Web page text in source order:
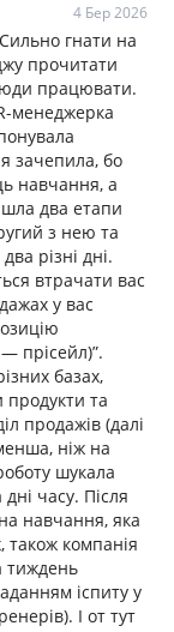
4 Бер 2026
гнати на
прочитати
працювати.
менеджерка
зачепила, бо
навчання, а
два етапи
з нею та
різні дні.
втрачати вас
у вас
прісейл)”.
базах,
та
продажів (далі
ніж на
шукала
часу. Після
навчання, яка
також компанія
тиждень
іспиту у
І от тут